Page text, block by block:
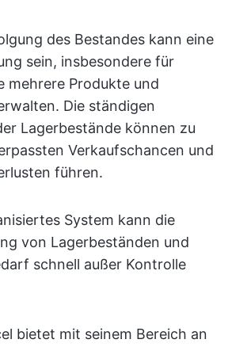
des Bestandes kann eine
sein, insbesondere für
mehrere Produkte und
Die ständigen
Lagerbestände können zu
Verkaufschancen und
führen.
System kann die
von Lagerbeständen und
schnell außer Kontrolle
bietet mit seinem Bereich an